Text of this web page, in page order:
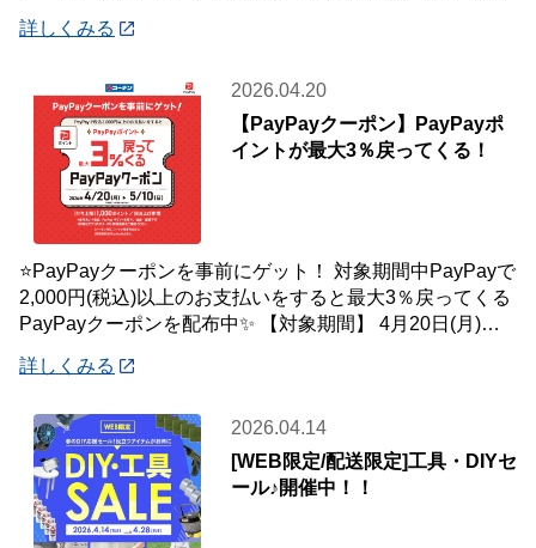
詳しくみる
2026.04.20
【PayPayクーポン】PayPayポ
イントが最大3％戻ってくる！
⭐PayPayクーポンを事前にゲット！ 対象期間中PayPayで
2,000円(税込)以上のお支払いをすると最大3％戻ってくる
PayPayクーポンを配布中✨ 【対象期間】 4月20日(月)～5
詳しくみる
2026.04.14
[WEB限定/配送限定]工具・DIYセ
ール♪開催中！！